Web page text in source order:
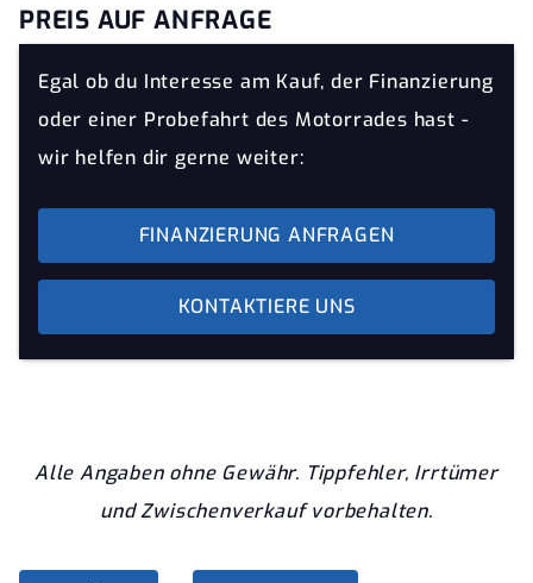
PREIS AUF ANFRAGE
Egal ob du Interesse am Kauf, der Finanzierung
oder einer Probefahrt des Motorrades hast -
wir helfen dir gerne weiter:
FINANZIERUNG ANFRAGEN
KONTAKTIERE UNS
Alle Angaben ohne Gewähr. Tippfehler, Irrtümer
und Zwischenverkauf vorbehalten.